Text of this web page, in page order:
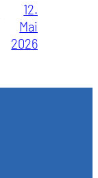
12.
Mai
2026